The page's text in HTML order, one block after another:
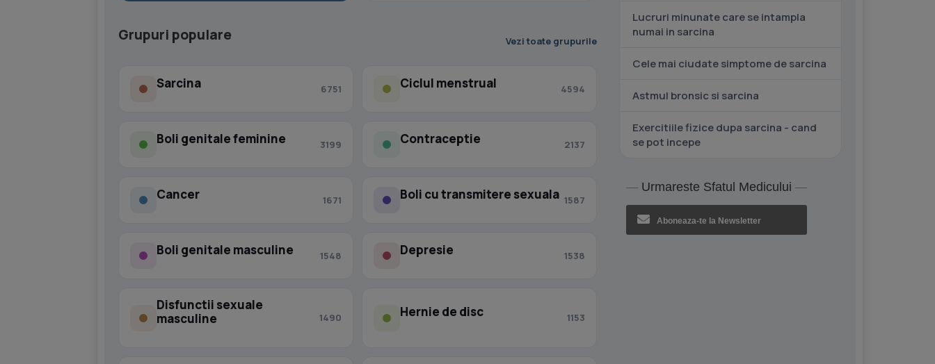
Grupuri populare Vezi toate grupurile
Sarcina 6751 Ciclul menstrual 4594
Boli genitale feminine 3199 Contraceptie 2137
Cancer 1671 Boli cu transmitere sexuala 1587
Boli genitale masculine 1548 Depresie 1538
Disfunctii sexuale
masculine
1490 Hernie de disc 1153
Lucruri minunate care se intampla
numai in sarcina
Cele mai ciudate simptome de sarcina
Astmul bronsic si sarcina
Exercitiile fizice dupa sarcina - cand
se pot incepe
Urmareste Sfatul Medicului
Aboneaza-te la Newsletter